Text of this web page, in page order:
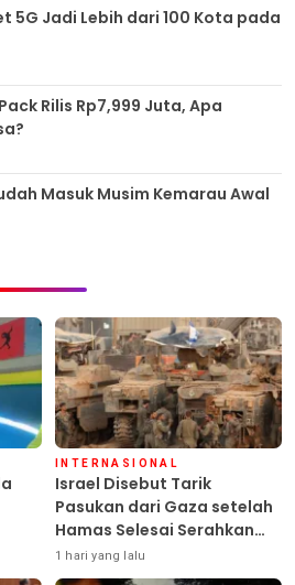
5G Jadi Lebih dari 100 Kota pada
Rilis Rp7,999 Juta, Apa
Masuk Musim Kemarau Awal
INTERNASIONAL
Israel Disebut Tarik
Pasukan dari Gaza setelah
Hamas Selesai Serahkan
Senjata
1 hari yang lalu